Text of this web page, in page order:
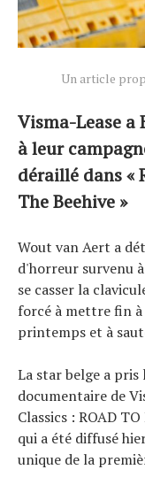
Un article
Visma-Lease a
à leur
déraillé dans «
The Beehive »
Wout van Aert a
d'horreur survenu
se casser la
forcé à mettre fin à
printemps et à
La star belge a
documentaire de
Classics : ROAD
qui a été diffusé
unique de la
Actualités
Technologies
Tests de produits
Conseils
Tendances